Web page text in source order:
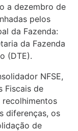
a dezembro de
pelos
da Fazenda:
da Fazenda
(DTE).
NFSE,
Fiscais de
recolhimentos
diferenças, os
de